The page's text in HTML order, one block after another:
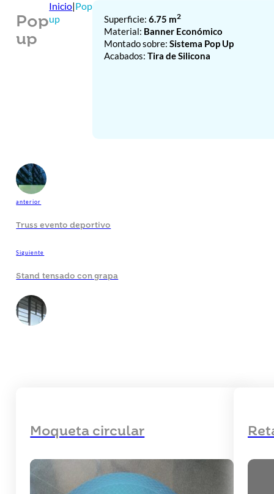
Pop
up
Inicio|Pop
up
Superficie: 6.75 m2
Material: Banner Económico
Montado sobre: Sistema Pop Up
Acabados: Tira de Silicona
anterior
Truss evento deportivo
Siguiente
Stand tensado con grapa
Moqueta circular